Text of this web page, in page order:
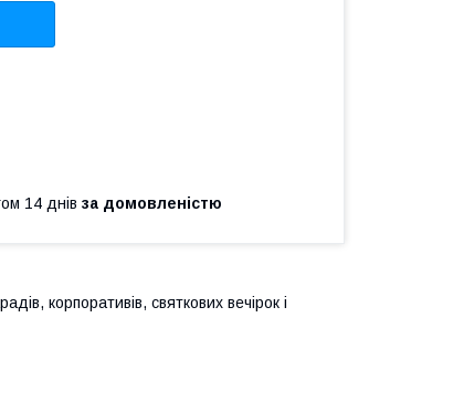
14 днів за домовленістю
корпоративів, святкових вечірок і